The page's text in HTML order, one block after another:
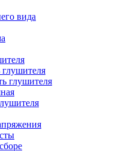
вида
глушителя
глушителя